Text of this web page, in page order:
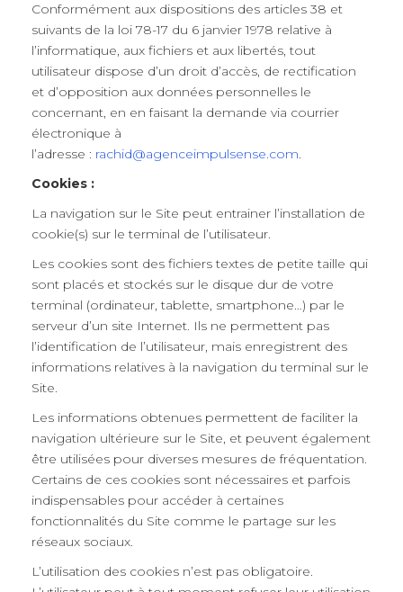
Conformément aux dispositions des articles 38 et
suivants de la loi 78-17 du 6 janvier 1978 relative à
l’informatique, aux fichiers et aux libertés, tout
utilisateur dispose d’un droit d’accès, de rectification
et d’opposition aux données personnelles le
concernant, en en faisant la demande via courrier
électronique à
l’adresse : rachid@agenceimpulsense.com.
Cookies :
La navigation sur le Site peut entrainer l’installation de
cookie(s) sur le terminal de l’utilisateur.
Les cookies sont des fichiers textes de petite taille qui
sont placés et stockés sur le disque dur de votre
terminal (ordinateur, tablette, smartphone…) par le
serveur d’un site Internet. Ils ne permettent pas
l’identification de l’utilisateur, mais enregistrent des
informations relatives à la navigation du terminal sur le
Site.
Les informations obtenues permettent de faciliter la
navigation ultérieure sur le Site, et peuvent également
être utilisées pour diverses mesures de fréquentation.
Certains de ces cookies sont nécessaires et parfois
indispensables pour accéder à certaines
fonctionnalités du Site comme le partage sur les
réseaux sociaux.
L’utilisation des cookies n’est pas obligatoire.